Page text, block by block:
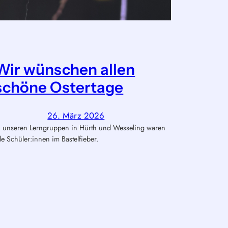
wünschen allen
Ostertage
26. März 2026
unseren Lerngruppen in Hürth und Wesseling waren
Schüler:innen im Bastelfieber.